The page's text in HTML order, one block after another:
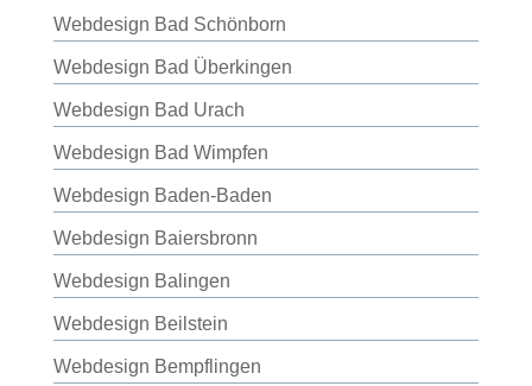
Webdesign Bad Schönborn
Webdesign Bad Überkingen
Webdesign Bad Urach
Webdesign Bad Wimpfen
Webdesign Baden-Baden
Webdesign Baiersbronn
Webdesign Balingen
Webdesign Beilstein
Webdesign Bempflingen